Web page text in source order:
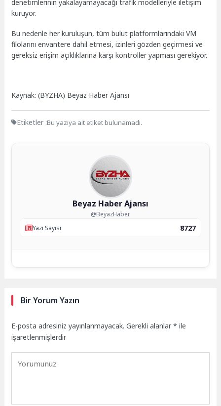
denetimlerinin yakalayamayacağı trafik modelleriyle iletişim
kuruyor.
Bu nedenle her kuruluşun, tüm bulut platformlarındaki VM
filolarını envantere dahil etmesi, izinleri gözden geçirmesi ve
gereksiz erişim açıklıklarına karşı kontroller yapması gerekiyor.
Kaynak: (BYZHA) Beyaz Haber Ajansı
Etiketler :Bu yazıya ait etiket bulunamadı.
Beyaz Haber Ajansı
@BeyazHaber
Yazı Sayısı
8727
Bir Yorum Yazın
E-posta adresiniz yayınlanmayacak. Gerekli alanlar* ile
işaretlenmişlerdir